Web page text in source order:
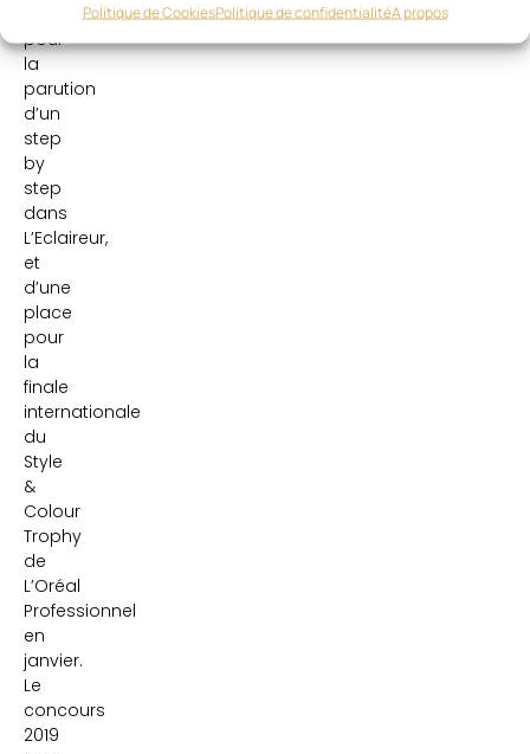
Politique de CookiesPolitique de confidentialitéA propos
Toni&Guy
pour
la
parution
d’un
step
by
step
dans
L’Eclaireur,
et
d’une
place
pour
la
finale
internationale
du
Style
&
Colour
Trophy
de
L’Oréal
Professionnel
en
janvier.
Le
concours
2019